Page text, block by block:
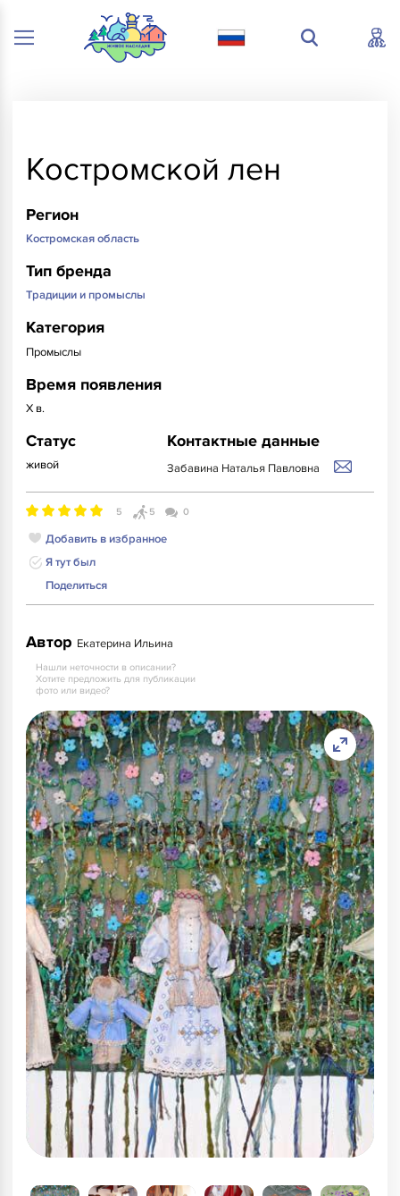
Костромской лен
Регион
Костромская область
Тип бренда
Традиции и промыслы
Категория
Промыслы
Время появления
X в.
Статус
живой
Контактные данные
Забавина Наталья Павловна
5 5 0
Добавить в избранное
Я тут был
Поделиться
Автор Екатерина Ильина
Нашли неточности в описании?
Хотите предложить для публикации
фото или видео?